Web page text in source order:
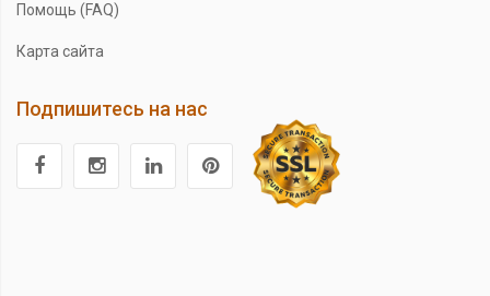
Помощь (FAQ)
Карта сайта
Подпишитесь на нас